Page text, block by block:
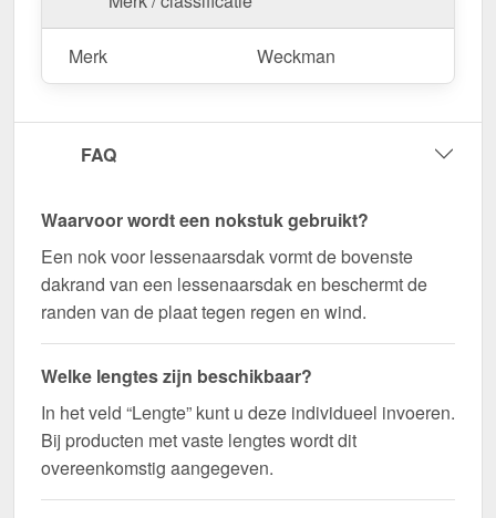
Bestel nu Nok lessenaarsdak | 20 x 25 cm | 80°
bestellen – Op maat gemaakt voor uw project &
nu en profiteer van een snelle levering!
Wegens maatwerk / customisatie van herroepingsrecht uitgezonderd
Merk Weckman
FAQ
Waarvoor wordt een nokstuk gebruikt?
Een nok voor lessenaarsdak vormt de bovenste
dakrand van een lessenaarsdak en beschermt de
randen van de plaat tegen regen en wind.
Welke lengtes zijn beschikbaar?
In het veld “Lengte” kunt u deze individueel invoeren.
Bij producten met vaste lengtes wordt dit
overeenkomstig aangegeven.